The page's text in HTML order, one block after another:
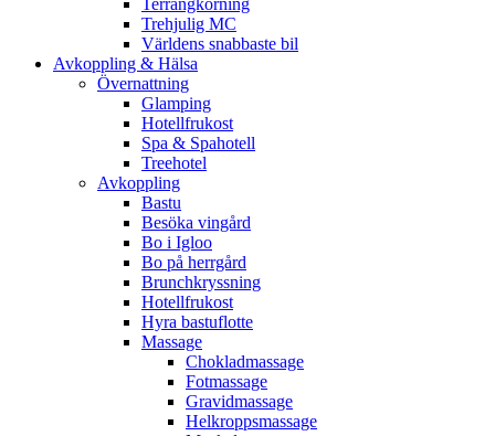
Terrängkörning
Trehjulig MC
Världens snabbaste bil
Avkoppling & Hälsa
Övernattning
Glamping
Hotellfrukost
Spa & Spahotell
Treehotel
Avkoppling
Bastu
Besöka vingård
Bo i Igloo
Bo på herrgård
Brunchkryssning
Hotellfrukost
Hyra bastuflotte
Massage
Chokladmassage
Fotmassage
Gravidmassage
Helkroppsmassage